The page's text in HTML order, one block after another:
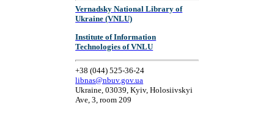
Vernadsky National Library of
Ukraine (VNLU)
Institute of Information
Technologies of VNLU
+38 (044) 525-36-24
libnas@nbuv.gov.ua
Ukraine, 03039, Kyiv, Holosiivskyi
Ave, 3, room 209